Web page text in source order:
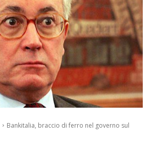
Bankitalia, braccio di ferro nel governo sul